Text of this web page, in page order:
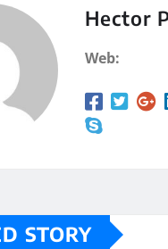
Hector
Web:
STORY